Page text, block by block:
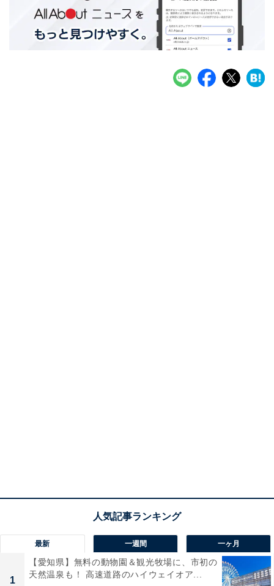
最新 一週間 一ヶ月
1
【愛知県】無料の動物園＆観光牧場に、市初の
天然温泉も！ 高速道路のハイウェイオア...